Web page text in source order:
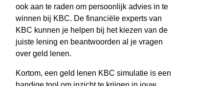
ook aan te raden om persoonlijk advies in te
winnen bij KBC. De financiële experts van
KBC kunnen je helpen bij het kiezen van de
juiste lening en beantwoorden al je vragen
over geld lenen.
Kortom, een geld lenen KBC simulatie is een